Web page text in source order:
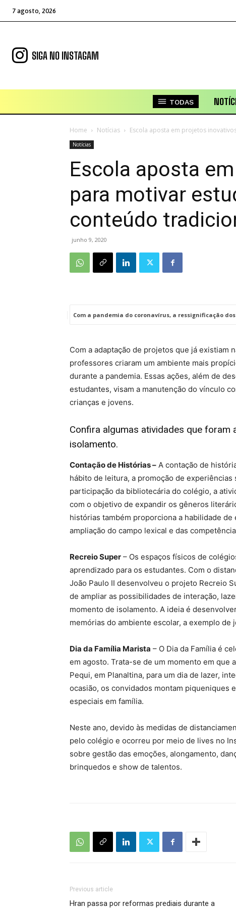
7 agosto, 2026
SIGA NO INSTAGAM
TODAS
Home Notícias Escola aposta em projetos
Notícias
Escola aposta
para motivar
conteúdo
junho 9, 2020
Com a pandemia do coronavírus, a ressignificação
Com a adaptação de projetos que já existiam
professores criaram um ambiente mais
durante a pandemia. Essas ações, além de
estudantes, visam a manutenção do vínculo
crianças e jovens.
Confira algumas atividades que
isolamento.
Contação de Histórias – A contação de
hábito de leitura, a promoção de
participação da bibliotecária do colégio, a
com o objetivo de expandir os gêneros
histórias também proporciona a habilidade
ampliação do campo lexical e das
Recreio Super – Os espaços físicos de
aprendizado para os estudantes. Com o
João Paulo II desenvolveu o projeto Recreio
de ampliar as possibilidades de interação,
momento de isolamento. A ideia é
memórias do ambiente escolar, a exemplo
Dia da Família Marista – O Dia da Família é
em agosto. Trata-se de um momento em que
Pequi, em Planaltina, para um dia de lazer,
ocasião, os convidados montam piqueniques
especiais em família.
Neste ano, devido às medidas de
pelo colégio e ocorreu por meio de lives no
sobre gestão das emoções, alongamento,
brinquedos e show de talentos.
Previous article
Hran passa por reformas prediais durante a